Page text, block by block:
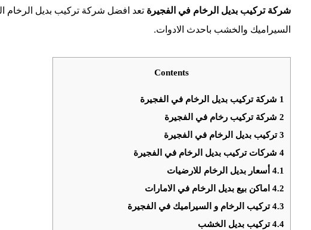
شركة تركيب بديل الرخام في الفجيرة تعد افضل شركة تركيب بديل الرخام
السيراميك والخشب باحدث الادوات.
Contents
1 شركة تركيب بديل الرخام في الفجيرة
2شركة تركيب رخام في الفجيرة
3تركيب بديل الرخام في الفجيرة
4شركات تركيب بديل الرخام في الفجيرة
4.1أسعار بديل الرخام للارضيات
4.2‏اماكن بيع بديل الرخام في الامارات
4.3تركيب الرخام و السيراميك في الفجيرة
4.4تركيب بديل الخشب